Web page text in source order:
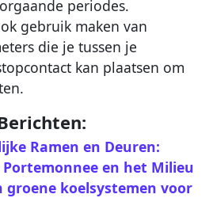
gebruik maken van
die je tussen je
kan plaatsen om
Ramen en Deuren:
en het Milieu
groene koelsystemen voor